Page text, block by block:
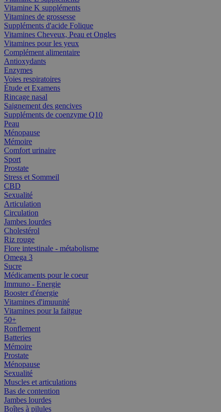
Vitamine K suppléments
Vitamines de grossesse
Suppléments d'acide Folique
Vitamines Cheveux, Peau et Ongles
Vitamines pour les yeux
Complément alimentaire
Antioxydants
Enzymes
Voies respiratoires
Étude et Examens
Rincage nasal
Saignement des gencives
Suppléments de coenzyme Q10
Peau
Ménopause
Mémoire
Comfort urinaire
Sport
Prostate
Stress et Sommeil
CBD
Sexualité
Articulation
Circulation
Jambes lourdes
Cholestérol
Riz rouge
Flore intestinale - métabolisme
Omega 3
Sucre
Médicaments pour le coeur
Immuno - Energie
Booster d'énergie
Vitamines d'imuunité
Vitamines pour la faitgue
50+
Ronflement
Batteries
Mémoire
Prostate
Ménopause
Sexualité
Muscles et articulations
Bas de contention
Jambes lourdes
Boîtes à pilules